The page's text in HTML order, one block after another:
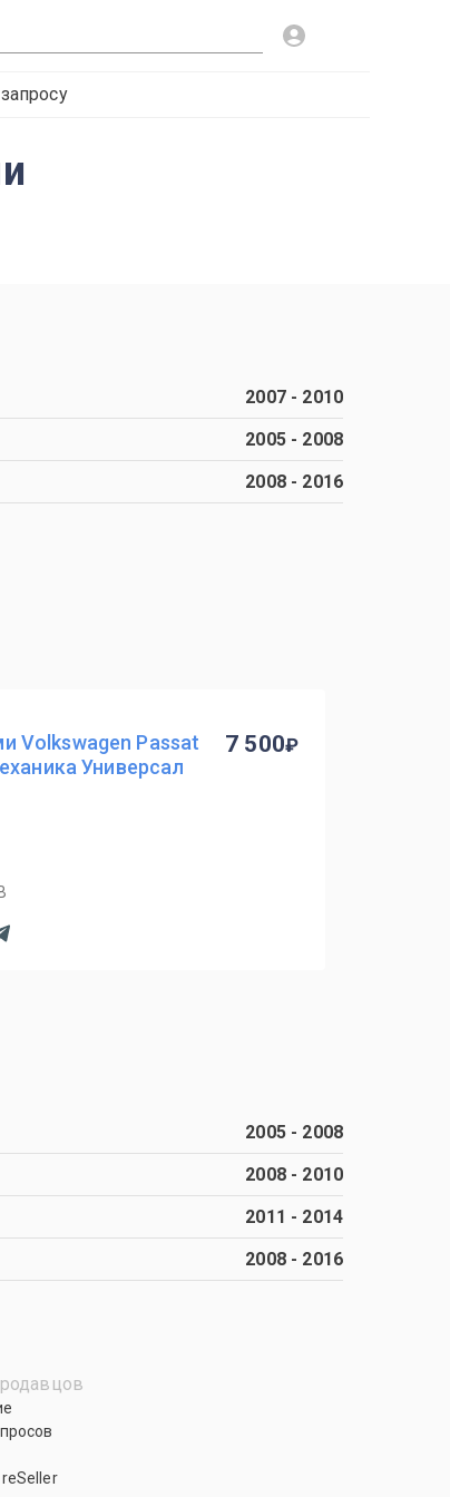
2007- 2010
2005- 2008
2008- 2016
Volkswagen Passat
Универсал
7 500
2005- 2008
2008- 2010
2011 - 2014
2008- 2016